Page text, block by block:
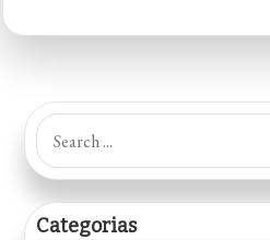
Search
for:
Categorias